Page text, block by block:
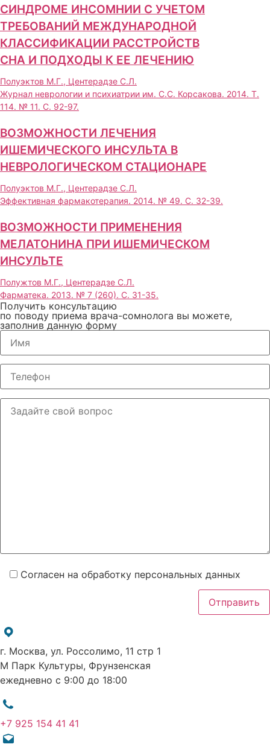
СИНДРОМЕ ИНСОМНИИ С УЧЕТОМ
ТРЕБОВАНИЙ МЕЖДУНАРОДНОЙ
КЛАССИФИКАЦИИ РАССТРОЙСТВ
СНА И ПОДХОДЫ К ЕЕ ЛЕЧЕНИЮ
Полуэктов М.Г., Центерадзе С.Л.
Журнал неврологии и психиатрии им. C.C. Корсакова. 2014. Т.
114. № 11. С. 92-97.
ВОЗМОЖНОСТИ ЛЕЧЕНИЯ
ИШЕМИЧЕСКОГО ИНСУЛЬТА В
НЕВРОЛОГИЧЕСКОМ СТАЦИОНАРЕ
Полуэктов М.Г., Центерадзе С.Л.
Эффективная фармакотерапия. 2014. № 49. С. 32-39.
ВОЗМОЖНОСТИ ПРИМЕНЕНИЯ
МЕЛАТОНИНА ПРИ ИШЕМИЧЕСКОМ
ИНСУЛЬТЕ
Полужтов М.Г., Центерадзе С.Л.
Фарматека. 2013. № 7 (260). С. 31-35.
Получить консультацию
по поводу приема врача-сомнолога вы можете,
заполнив данную форму
Согласен на обработку персональных данных
г. Москва, ул. Россолимо, 11 стр 1
М Парк Культуры, Фрунзенская
ежедневно с 9:00 до 18:00
+7 925 154 41 41